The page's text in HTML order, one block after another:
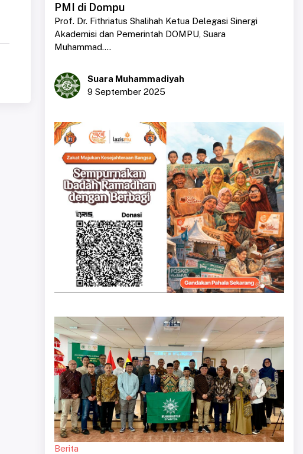
PMI di Dompu
Prof. Dr. Fithriatus Shalihah Ketua Delegasi Sinergi
Akademisi dan Pemerintah DOMPU, Suara
Muhammad....
Suara Muhammadiyah
9 September 2025
Berita